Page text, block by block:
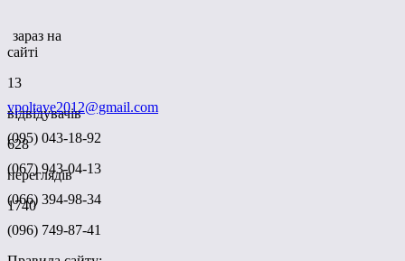
зараз на
сайті
13
відвідувачів
628
переглядів
1740
vpoltave2012@gmail.com
(095) 043-18-92
(067) 943-04-13
(066) 394-98-34
(096) 749-87-41